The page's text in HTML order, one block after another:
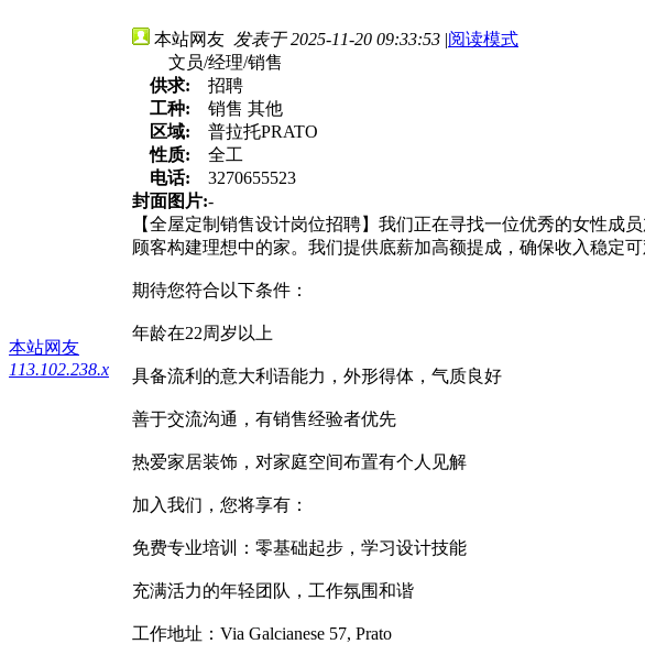
本站网友
113.102.238.x
本站网友 发表于 2025-11-20 09:33:53 |阅读模式
文员/经理/销售
供求:
招聘
工种:
销售 其他
区域:
普拉托PRATO
性质:
全工
电话:
3270655523
封面图片:-
【全屋定制销售设计岗位招聘】我们正在寻找一位优秀的女性
顾客构建理想中的家。我们提供底薪加高额提成，确保收入稳定可
期待您符合以下条件：
年龄在22周岁以上
具备流利的意大利语能力，外形得体，气质良好
善于交流沟通，有销售经验者优先
热爱家居装饰，对家庭空间布置有个人见解
加入我们，您将享有：
免费专业培训：零基础起步，学习设计技能
充满活力的年轻团队，工作氛围和谐
工作地址：Via Galcianese 57, Prato